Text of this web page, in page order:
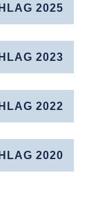
2025
2023
2022
2020